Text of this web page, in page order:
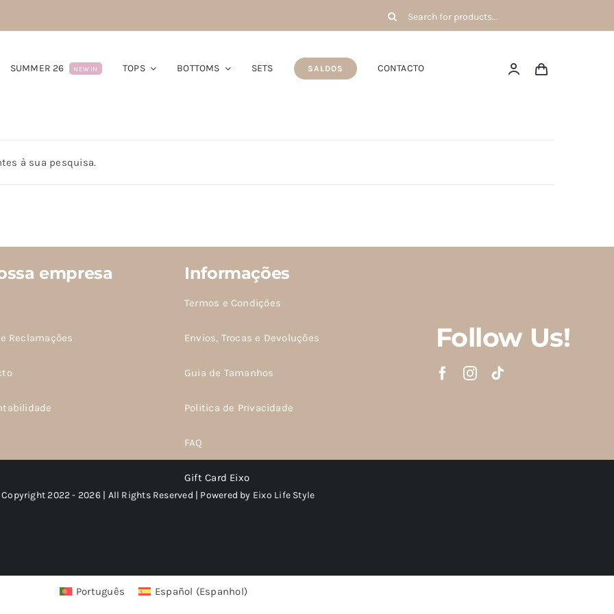
Pesquisar
por:
SUMMER 26 NEW IN TOPS BOTTOMS SETS SALDOS CONTACTO
à sua pesquisa.
empresa
Reclamações
Informações
Termos e Condições
Envios, Trocas e Devoluções
Guia de Tamanhos
Politica de Privacidade
FAQ
Gift Card Eixo
Follow Us!
2022 - 2026 | All Rights Reserved | Powered by Eixo Life Style
Português Español (Espanhol)